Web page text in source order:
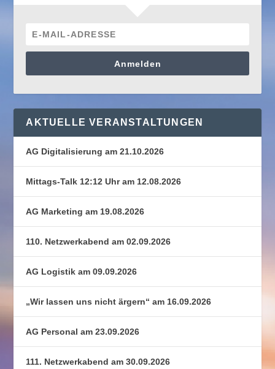
Anmelden
AKTUELLE VERANSTALTUNGEN
AG Digitalisierung am 21.10.2026
Mittags-Talk 12:12 Uhr am 12.08.2026
AG Marketing am 19.08.2026
110. Netzwerkabend am 02.09.2026
AG Logistik am 09.09.2026
„Wir lassen uns nicht ärgern“ am 16.09.2026
AG Personal am 23.09.2026
111. Netzwerkabend am 30.09.2026